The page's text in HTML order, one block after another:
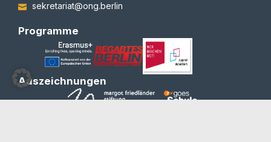
sekretariat@ong.berlin
Programme
Auszeichnungen